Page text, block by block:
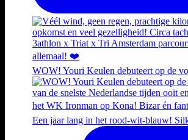
WOW! Youri Keulen debuteert op de
Een jaar lang in het rood-wit-blauw!